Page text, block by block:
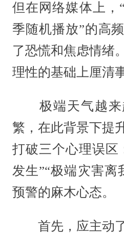
但在网络媒体上，
季随机播放”的高
了恐慌和焦虑情绪
理性的基础上厘清
极端天气越来
繁，在此背景下提
打破三个心理误区
发生”“极端灾害离
预警的麻木心态。
首先，应主动了